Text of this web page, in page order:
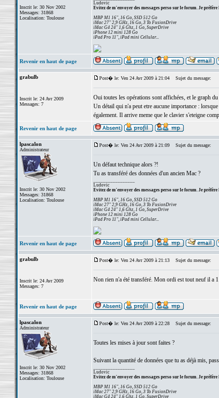
Inscrit le: 30 Nov 2002
Messages: 31868
Localisation: Toulouse
Ludovic
Evitez de m'envoyer des messages perso sur le forum. Je préfère
MBP M1 16", 16 Go, SSD 512 Go
iMac 27" 2,9 GHz, 16 Go, 3 To FusionDrive
iMac G4 24" 1,6 Ghz, 1 Go, SuperDrive
iPhone 12 mini 128 Go
iPad Pro 11", iPad mini Cellular...
Revenir en haut de page
grabulb
Inscrit le: 24 Avr 2009
Messages: 7
Post� le: Ven 24 Avr 2009 à 21:04 Sujet du message:
Oui toutes les opérations sont affichées, et le graph
Un détail qui n'a peut etre aucune importance :
également. Il arrive meme que le clavier s'eteigne
Revenir en haut de page
lpascalon
Administrateur
Inscrit le: 30 Nov 2002
Messages: 31868
Localisation: Toulouse
Post� le: Ven 24 Avr 2009 à 21:09 Sujet du message:
Un défaut technique alors ?!
Tu as transféré des données d'un ancien Mac ?
Ludovic
Evitez de m'envoyer des messages perso sur le forum. Je préfère
MBP M1 16", 16 Go, SSD 512 Go
iMac 27" 2,9 GHz, 16 Go, 3 To FusionDrive
iMac G4 24" 1,6 Ghz, 1 Go, SuperDrive
iPhone 12 mini 128 Go
iPad Pro 11", iPad mini Cellular...
Revenir en haut de page
grabulb
Inscrit le: 24 Avr 2009
Messages: 7
Post� le: Ven 24 Avr 2009 à 21:13 Sujet du message:
Non rien n'a été transféré. Mon ordi est tout neuf il a
Revenir en haut de page
lpascalon
Administrateur
Inscrit le: 30 Nov 2002
Messages: 31868
Localisation: Toulouse
Post� le: Ven 24 Avr 2009 à 22:28 Sujet du message:
Toutes les mises à jour sont faites ?
Suivant la quantité de données que tu as déjà mis,
Ludovic
Evitez de m'envoyer des messages perso sur le forum. Je préfère
MBP M1 16", 16 Go, SSD 512 Go
iMac 27" 2,9 GHz, 16 Go, 3 To FusionDrive
iMac G4 24" 1,6 Ghz, 1 Go, SuperDrive